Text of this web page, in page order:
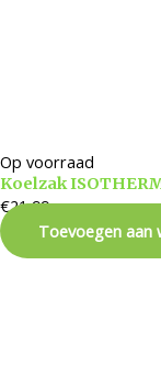
Op voorraad
Koelzak
€21,99
Toevoegen aan